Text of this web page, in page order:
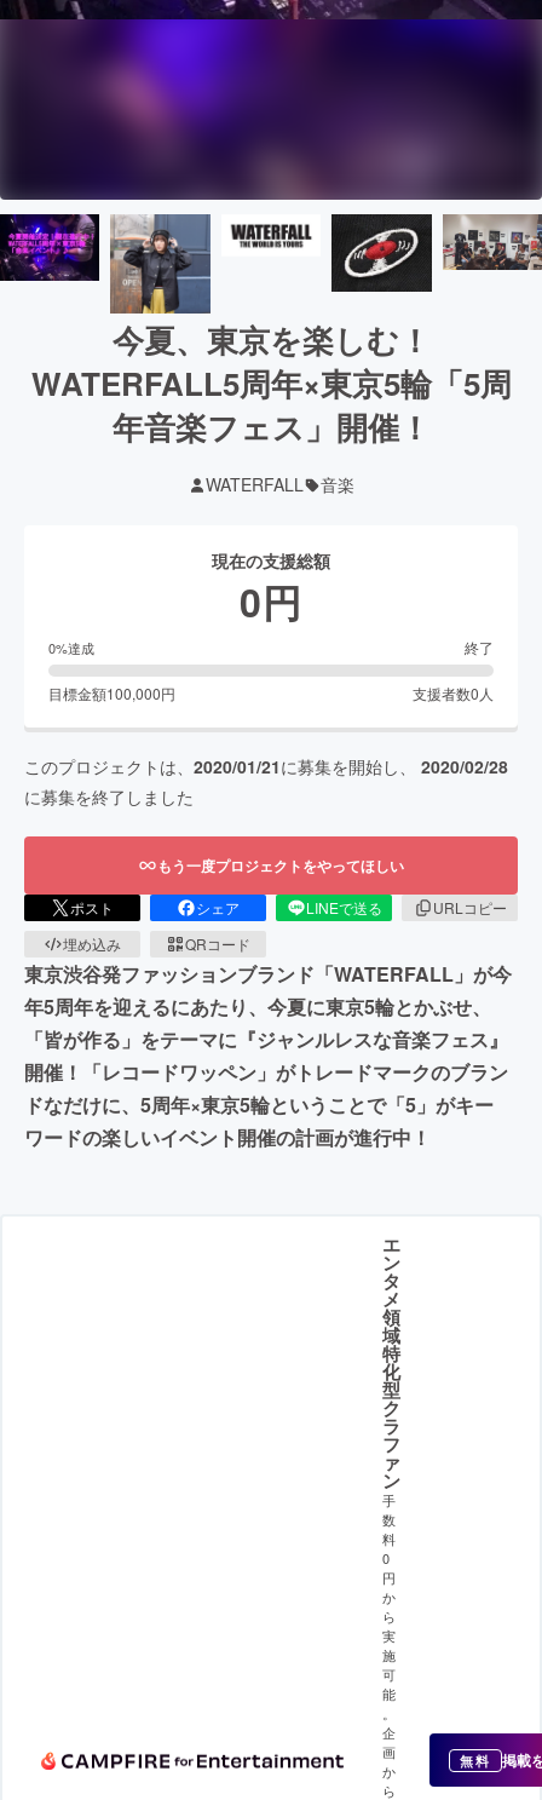
今夏、東京を楽しむ！
WATERFALL5周年×東京5輪「5周
年音楽フェス」開催！
WATERFALL 音楽
現在の支援総額
0円
0%達成 終了
目標金額100,000円 支援者数0 人
このプロジェクトは、 2020/01/21に募集を開始し、 2020/02/28
に募集を終了しました
もう一度プロジェクトをやってほしい
ポスト シェア LINEで送る
URLコピー
埋め込み
QRコード
東京渋谷発ファッションブランド「WATERFALL」が今
年5周年を迎えるにあたり、今夏に東京5輪とかぶせ、
「皆が作る」をテーマに『ジャンルレスな音楽フェス』
開催！「レコードワッペン」がトレードマークのブラン
ドなだけに、5周年×東京5輪ということで「5」がキー
ワードの楽しいイベント開催の計画が進行中！
エ
ン
タ
メ
領
域
特
化
型
ク
ラ
フ
ァ
ン
手
数
料
0
円
か
ら
実
施
可
能
。
企
画
か
ら
無料 掲載